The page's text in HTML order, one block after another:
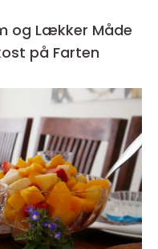
og Lækker Måde
på Farten